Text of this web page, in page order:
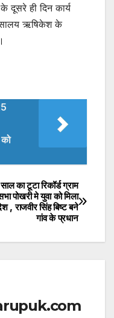
दूसरे ही दिन कार्य
ऋषिकेश के
का टूटा रिकॉर्ड ग्राम
पोखरी मे युवा को मिला
, राजवीर सिंह बिष्ट बने
गांव के प्रधान